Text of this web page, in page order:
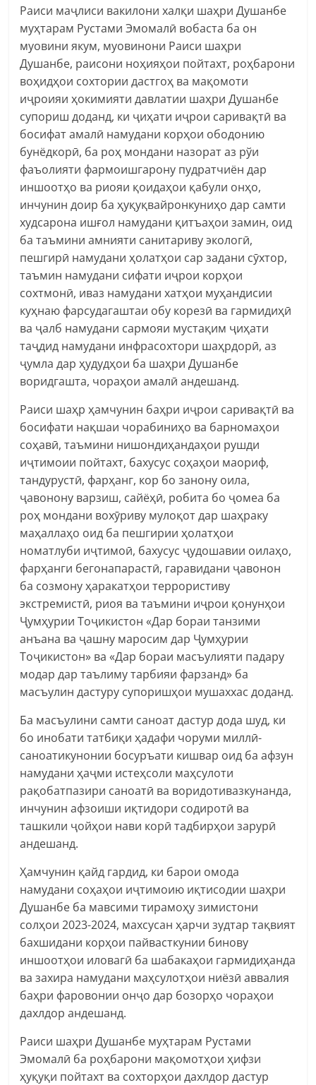
Раиси маҷлиси вакилони халқи шаҳри Душанбе
муҳтарам Рустами Эмомалӣ вобаста ба он
муовини якум, муовинони Раиси шаҳри
Душанбе, раисони ноҳияҳои пойтахт, роҳбарони
воҳидҳои сохтории дастгоҳ ва мақомоти
иҷроияи ҳокимияти давлатии шаҳри Душанбе
супориш доданд, ки ҷиҳати иҷрои саривақтӣ ва
босифат амалӣ намудани корҳои ободонию
бунёдкорӣ, ба роҳ мондани назорат аз рўи
фаъолияти фармоишгарону пудратчиён дар
иншоотҳо ва риояи қоидаҳои қабули онҳо,
инчунин доир ба ҳуқуқвайронкуниҳо дар самти
худсарона ишғол намудани қитъаҳои замин, оид
ба таъмини амнияти санитариву экологӣ,
пешгирӣ намудани ҳолатҳои сар задани сӯхтор,
таъмин намудани сифати иҷрои корҳои
сохтмонӣ, иваз намудани хатҳои муҳандисии
куҳнаю фарсудагаштаи обу корезӣ ва гармидиҳӣ
ва ҷалб намудани сармояи мустақим ҷиҳати
таҷдид намудани инфрасохтори шаҳрдорӣ, аз
ҷумла дар ҳудудҳои ба шаҳри Душанбе
воридгашта, чораҳои амалӣ андешанд.
Раиси шаҳр ҳамчунин баҳри иҷрои саривақтӣ ва
босифати нақшаи чорабиниҳо ва барномаҳои
соҳавӣ, таъмини нишондиҳандаҳои рушди
иҷтимоии пойтахт, бахусус соҳаҳои маориф,
тандурустӣ, фарҳанг, кор бо занону оила,
ҷавонону варзиш, сайёҳӣ, робита бо ҷомеа ба
роҳ мондани вохӯриву мулоқот дар шаҳраку
маҳаллаҳо оид ба пешгирии ҳолатҳои
номатлуби иҷтимоӣ, бахусус ҷудошавии оилаҳо,
фарҳанги бегонапарастӣ, гаравидани ҷавонон
ба созмону ҳаракатҳои террористиву
экстремистӣ, риоя ва таъмини иҷрои қонунҳои
Ҷумҳурии Тоҷикистон «Дар бораи танзими
анъана ва ҷашну маросим дар Ҷумҳурии
Тоҷикистон» ва «Дар бораи масъулияти падару
модар дар таълиму тарбияи фарзанд» ба
масъулин дастуру супоришҳои мушаххас доданд.
Ба масъулини самти саноат дастур дода шуд, ки
бо инобати татбиқи ҳадафи чоруми миллӣ-
саноатикунонии босуръати кишвар оид ба афзун
намудани ҳаҷми истеҳсоли маҳсулоти
рақобатпазири саноатӣ ва воридотивазкунанда,
инчунин афзоиши иқтидори содиротӣ ва
ташкили ҷойҳои нави корӣ тадбирҳои зарурӣ
андешанд.
Ҳамчунин қайд гардид, ки барои омода
намудани соҳаҳои иҷтимоию иқтисодии шаҳри
Душанбе ба мавсими тирамоҳу зимистони
солҳои 2023-2024, махсусан ҳарчи зудтар тақвият
бахшидани корҳои пайвасткунии бинову
иншоотҳои иловагӣ ба шабакаҳои гармидиҳанда
ва захира намудани маҳсулотҳои ниёзӣ аввалия
баҳри фаровонии онҷо дар бозорҳо чораҳои
дахлдор андешанд.
Раиси шаҳри Душанбе муҳтарам Рустами
Эмомалӣ ба роҳбарони мақомотҳои ҳифзи
ҳуқуқи пойтахт ва сохторҳои дахлдор дастур